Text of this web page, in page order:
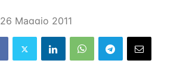
26 Maggio 2011